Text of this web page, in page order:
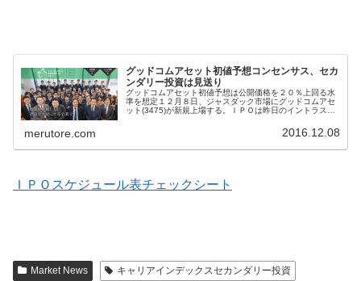
グッドコムアセット初値予想コンセンサス、セカ
ンダリー投資は見送り
グッドコムアセット初値予想は公開価格を２０％上回る水
準を想定１２月８日、ジャスダック市場にグッドコムアセ
ット(3475)が新規上場する。ＩＰＯは昨日のイントラスト
merutore.com 2016.12.08
ＩＰＯスケジュール表チェックシート
Market News キャリアインデックスセカンダリー投資